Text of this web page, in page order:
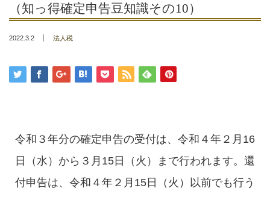
（知っ得確定申告豆知識その10）
2022.3.2 法人税
令和３年分の確定申告の受付は、令和４年２月16
日（水）から３月15日（火）まで行われます。還
付申告は、令和４年２月15日（火）以前でも行う